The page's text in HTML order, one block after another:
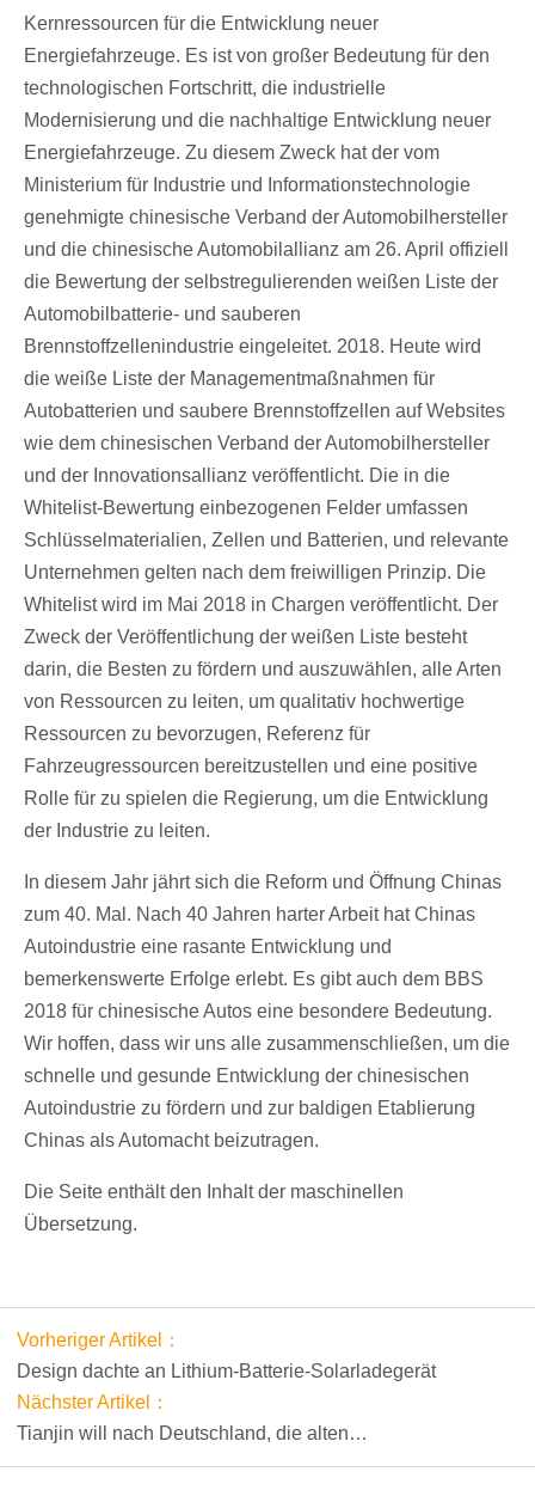
Kernressourcen für die Entwicklung neuer
Energiefahrzeuge. Es ist von großer Bedeutung für den
technologischen Fortschritt, die industrielle
Modernisierung und die nachhaltige Entwicklung neuer
Energiefahrzeuge. Zu diesem Zweck hat der vom
Ministerium für Industrie und Informationstechnologie
genehmigte chinesische Verband der Automobilhersteller
und die chinesische Automobilallianz am 26. April offiziell
die Bewertung der selbstregulierenden weißen Liste der
Automobilbatterie- und sauberen
Brennstoffzellenindustrie eingeleitet. 2018. Heute wird
die weiße Liste der Managementmaßnahmen für
Autobatterien und saubere Brennstoffzellen auf Websites
wie dem chinesischen Verband der Automobilhersteller
und der Innovationsallianz veröffentlicht. Die in die
Whitelist-Bewertung einbezogenen Felder umfassen
Schlüsselmaterialien, Zellen und Batterien, und relevante
Unternehmen gelten nach dem freiwilligen Prinzip. Die
Whitelist wird im Mai 2018 in Chargen veröffentlicht. Der
Zweck der Veröffentlichung der weißen Liste besteht
darin, die Besten zu fördern und auszuwählen, alle Arten
von Ressourcen zu leiten, um qualitativ hochwertige
Ressourcen zu bevorzugen, Referenz für
Fahrzeugressourcen bereitzustellen und eine positive
Rolle für zu spielen die Regierung, um die Entwicklung
der Industrie zu leiten.
In diesem Jahr jährt sich die Reform und Öffnung Chinas
zum 40. Mal. Nach 40 Jahren harter Arbeit hat Chinas
Autoindustrie eine rasante Entwicklung und
bemerkenswerte Erfolge erlebt. Es gibt auch dem BBS
2018 für chinesische Autos eine besondere Bedeutung.
Wir hoffen, dass wir uns alle zusammenschließen, um die
schnelle und gesunde Entwicklung der chinesischen
Autoindustrie zu fördern und zur baldigen Etablierung
Chinas als Automacht beizutragen.
Die Seite enthält den Inhalt der maschinellen
Übersetzung.
Vorheriger Artikel：
Design dachte an Lithium-Batterie-Solarladegerät
Nächster Artikel：
Tianjin will nach Deutschland, die alten
Lithiumbatteriehersteller, um die Dynamik wiederzubeleben